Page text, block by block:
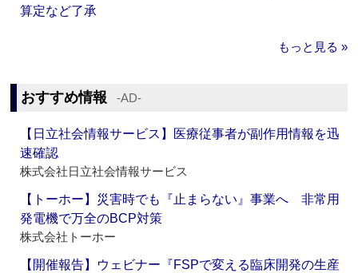
算定など了承
もっと見る »
おすすめ情報 ‐AD‐
【日立社会情報サービス】医療従事者が副作用情報を迅
速確認
株式会社日立社会情報サービス
【トーホー】災害時でも『止まらない』事業へ 非常用
発電機で万全のBCP対策
株式会社トーホー
【開催報告】ウェビナー『FSPで変える臨床開発の生産